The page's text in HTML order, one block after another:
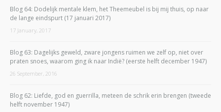
Blog 64: Dodelijk mentale klem, het Theemeubel is bij mij thuis, op naar
de lange eindspurt (17 januari 2017)
17 January, 2017
Blog 63: Dagelijks geweld, zware jongens ruimen we zelf op, niet over
praten snoes, waarom ging ik naar Indië? (eerste helft december 1947)
26 September, 2016
Blog 62: Liefde, god en guerrilla, meteen de schrik erin brengen (tweede
helft november 1947)